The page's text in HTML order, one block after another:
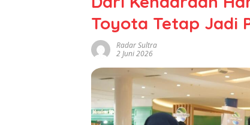
Toyota Tetap Jadi
Radar Sultra
2 Juni 2026